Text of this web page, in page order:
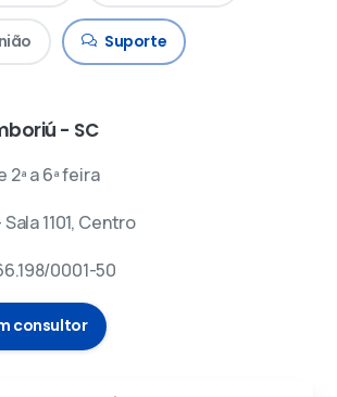
Suporte
- SC
2ª a 6ª feira
Sala 1101, Centro
0001-50
consultor